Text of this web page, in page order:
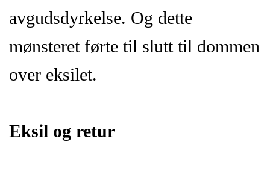
avgudsdyrkelse. Og dette
mønsteret førte til slutt til dommen
over eksilet.
Eksil og retur